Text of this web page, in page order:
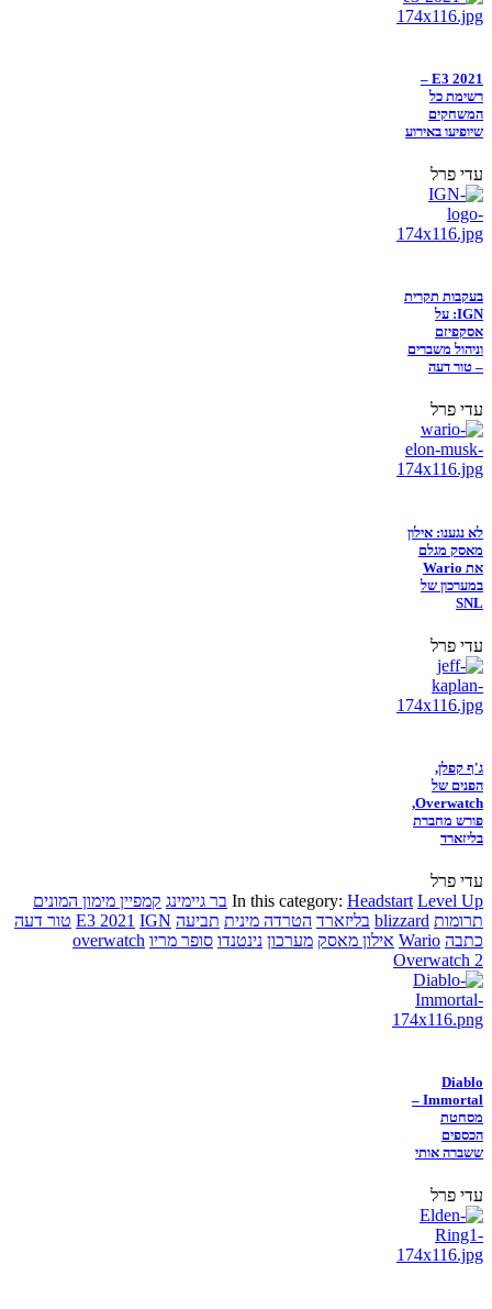
E3 2021 –
רשימת כל
המשחקים
שיופיעו באירוע
עדי פרל
בעקבות תקרית
IGN: על
אסקפיזם
וניהול משברים
– טור דעה
עדי פרל
לא נגענו: אילון
מאסק מגלם
את Wario
במערכון של
SNL
עדי פרל
ג'ף קפלן,
הפנים של
Overwatch,
פורש מחברת
בליזארד
עדי פרל
In this category: Headstart Level Up בר גיימינג קמפיין מימון המונים
תרומות blizzard בליזארד הטרדה מינית תביעה E3 2021 IGN
טור דעה
כתבה Wario אילון מאסק מערכון נינטנדו סופר מריו overwatch
Overwatch 2
Diablo
Immortal –
מסחטת
הכספים
ששברה אותי
עדי פרל